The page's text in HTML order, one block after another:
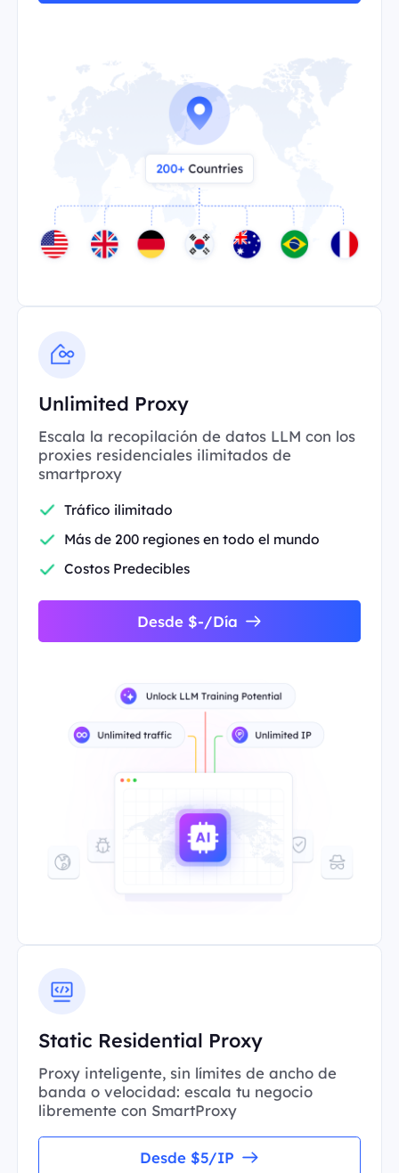
Unlimited Proxy
Escala la recopilación de datos LLM con los
proxies residenciales ilimitados de
smartproxy
Tráfico ilimitado
Más de 200 regiones en todo el mundo
Costos Predecibles
Desde $-/Día
Static Residential Proxy
Proxy inteligente, sin límites de ancho de
banda o velocidad: escala tu negocio
libremente con SmartProxy
Desde $5/IP